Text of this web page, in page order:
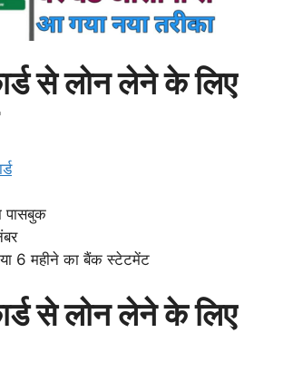
से लोन लेने के लिए
पासबुक
6 महीने का बैंक स्टेटमेंट
से लोन लेने के लिए